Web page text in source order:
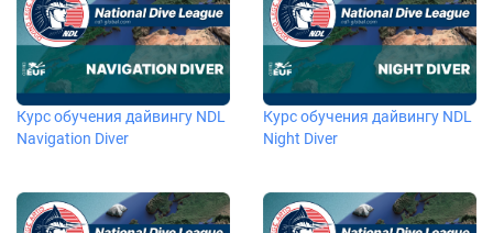
Курс обучения дайвингу NDL
Navigation Diver
Курс обучения дайвингу NDL
Night Diver